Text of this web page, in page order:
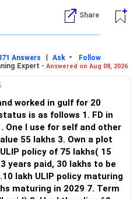
allocation should remain
consolidation.
cap fund.
Share
Answers | Ask -
Follow
Expert - Answered on Aug 08, 2026
worked in gulf for 20
is as follows 1. FD in
One I use for self and other
55 lakhs 3. Own a plot
years paid, 30 lakhs to be
lakh ULIP policy maturing
maturing in 2029 7. Term